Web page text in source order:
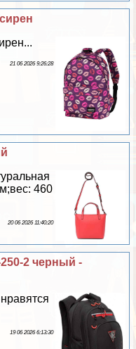
21 06 2026 9:26:28
460
20 06 2026 11:40:20
2 черный -
19 06 2026 6:13:30